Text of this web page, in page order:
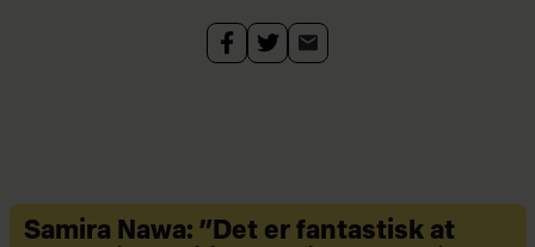
Samira Nawa: ”Det er fantastisk at